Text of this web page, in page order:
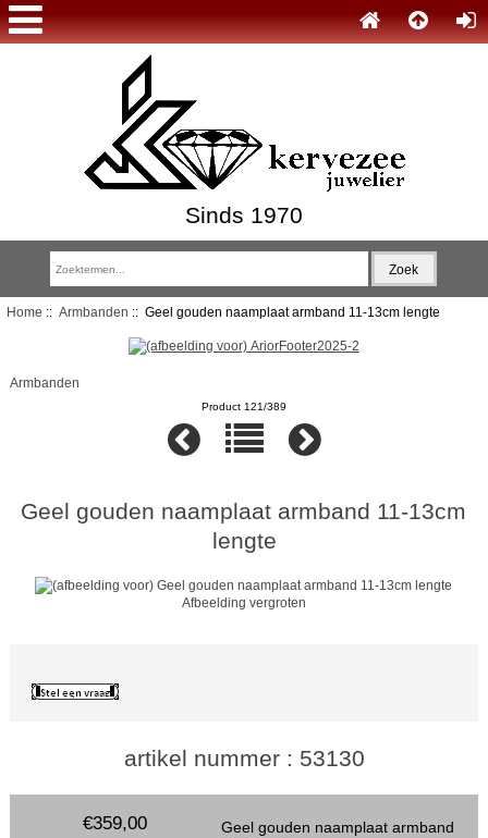
Sinds 1970
Home :: Armbanden :: Geel gouden naamplaat armband 11-13cm lengte
Armbanden
Product 121/389
Geel gouden naamplaat armband 11-13cm
lengte
Afbeelding vergroten
artikel nummer : 53130
Geel gouden naamplaat armband
€359,00